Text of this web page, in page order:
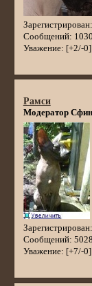
Зарегистрирован
Сообщений: 1030
Уважение: [+2/-0]
Рамси
Модератор
Зарегистрирован
Сообщений: 5028
Уважение: [+7/-0]